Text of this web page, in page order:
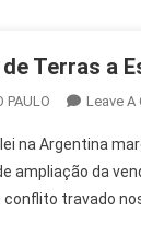
Terras a
PAULO Leave A
na Argentina
ampliação da
conflito travado